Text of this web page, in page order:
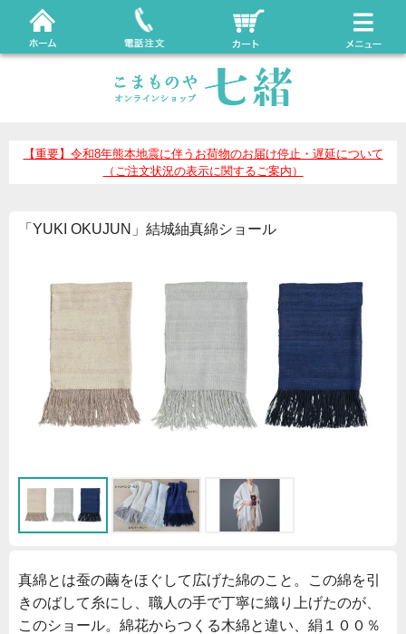
【重要】令和8年熊本地震に伴うお荷物のお届け停止・遅延について
（ご注文状況の表示に関するご案内）
「YUKI OKUJUN」結城紬真綿ショール
真綿とは蚕の繭をほぐして広げた綿のこと。この綿を引
きのばして糸にし、職人の手で丁寧に織り上げたのが、
このショール。綿花からつくる木綿と違い、絹１００％